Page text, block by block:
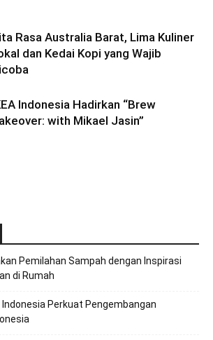
Rasa Australia Barat, Lima Kuliner
dan Kedai Kopi yang Wajib
Indonesia Hadirkan “Brew
with Mikael Jasin”
Pemilahan Sampah dengan Inspirasi
di Rumah
Perkuat Pengembangan